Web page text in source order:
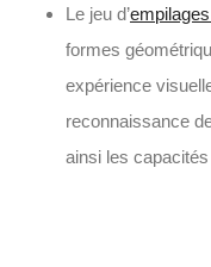
Le jeu d’
formes
expérience
reconnaissance
ainsi les